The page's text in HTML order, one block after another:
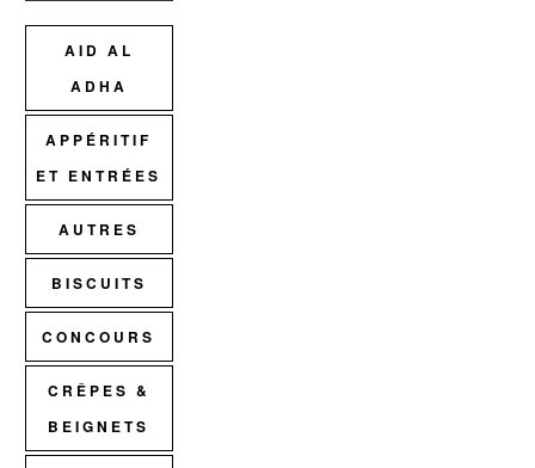
AID AL
ADHA
APPÉRITIF
ET ENTRÉES
AUTRES
BISCUITS
CONCOURS
CRÊPES &
BEIGNETS